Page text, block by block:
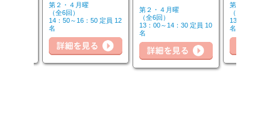
第２・４月曜
（全6回）
14：50～16：50 定員 12
名
第２・４月曜
（全6回）
13：00～14：30 定員 10
名
第２水曜
（全3回）
13：00～14
名
詳細を見る